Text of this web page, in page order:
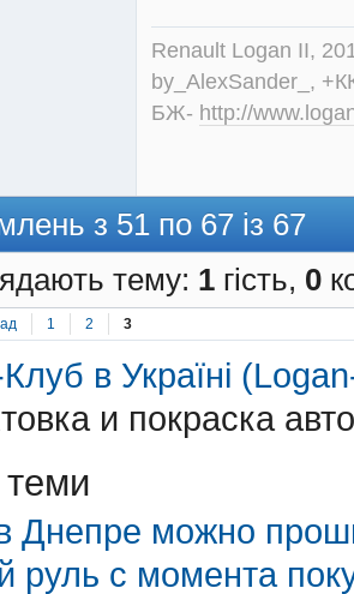
Renault Logan II,
by_AlexSander_,
БЖ- http://
з 51 по 67 із 67
тему: 1 гість, 0
1 2 3
в Україні
и покраска
Днепре можно
руль с момента